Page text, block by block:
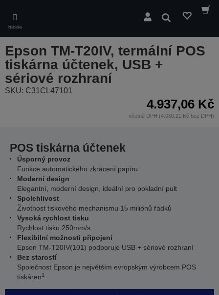
main
content
Nabídka
Hledat
Epson TM-T20IV, termální POS
tiskárna účtenek, USB +
sériové rozhraní
SKU: C31CL47101
4.937,06 Kč
včetně DPH (4.080,21 Kč bez DPH)
POS tiskárna účtenek
Úsporný provoz
Funkce automatického zkrácení papíru
Moderní design
Elegantní, moderní design, ideální pro pokladní pult
Spolehlivost
Životnost tiskového mechanismu 15 miliónů řádků
Vysoká rychlost tisku
Rychlost tisku 250mm/s
Flexibilní možnosti připojení
Epson TM-T20IV(101) podporuje USB + sériové rozhraní
Bez starostí
Společnost Epson je největším evropským výrobcem POS
tiskáren1